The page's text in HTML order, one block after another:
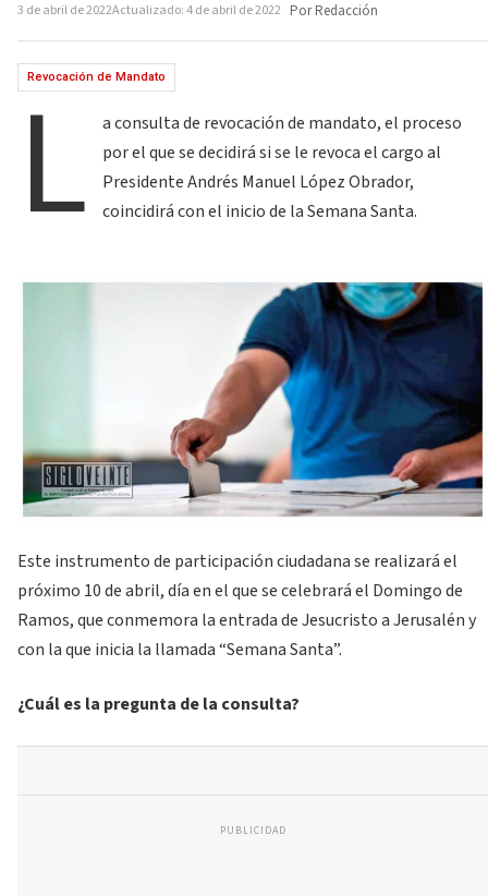
3 de abril de 2022Actualizado: 4 de abril de 2022 Por Redacción
Revocación de Mandato
L
a consulta de revocación de mandato, el proceso
por el que se decidirá si se le revoca el cargo al
Presidente Andrés Manuel López Obrador,
coincidirá con el inicio de la Semana Santa.
Este instrumento de participación ciudadana se realizará el
próximo 10 de abril, día en el que se celebrará el Domingo de
Ramos, que conmemora la entrada de Jesucristo a Jerusalén y
con la que inicia la llamada “Semana Santa”.
¿Cuál es la pregunta de la consulta?
PUBLICIDAD